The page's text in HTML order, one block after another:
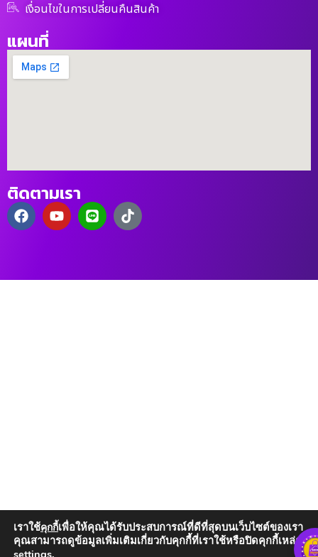
เงื่อนไขในการเปลี่ยนคืนสินค้า
แผนที่
ติดตามเรา
เราใช้คุกกี้เพื่อให้คุณได้รับประสบการณ์ที่ดีที่สุดบนเว็บไซต์ของเรา
คุณสามารถดูข้อมูลเพิ่มเติมเกี่ยวกับคุกกี้ที่เราใช้หรือปิดคุกกี้เหล่านั้น
settings.